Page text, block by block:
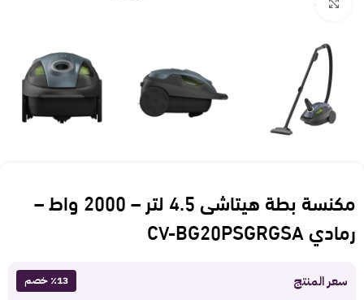
مكنسة بطة هيتاشى 4.5 لتر – 2000 واط –
رمادي CV-BG20PSGRGSA
سعر المنتج ٪13 خصم